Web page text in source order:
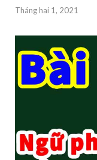
Tháng hai 1, 2021